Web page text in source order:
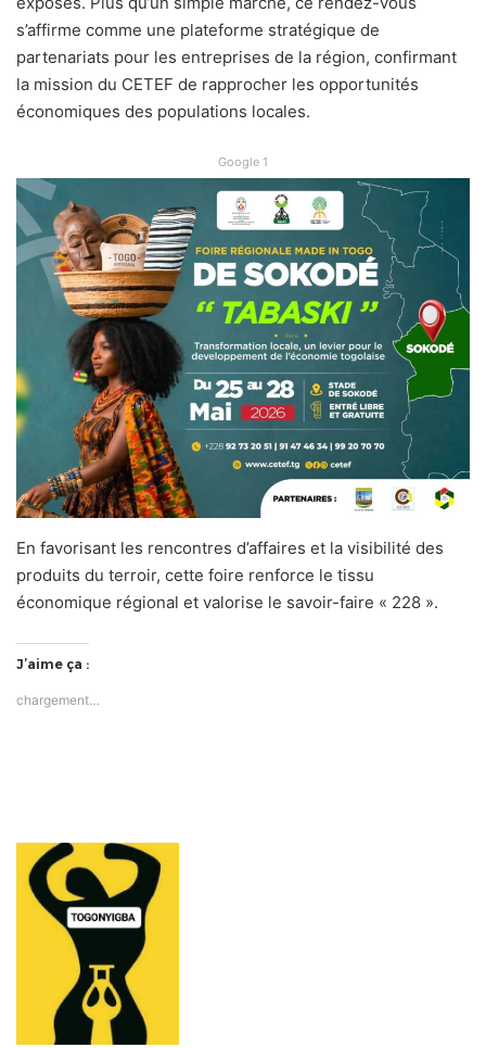
s’affirme comme une plateforme stratégique de
partenariats pour les entreprises de la région, confirmant
la mission du CETEF de rapprocher les opportunités
économiques des populations locales.
Google 1
En favorisant les rencontres d’affaires et la visibilité des
produits du terroir, cette foire renforce le tissu
économique régional et valorise le savoir-faire « 228 ».
J’aime ça :
chargement…